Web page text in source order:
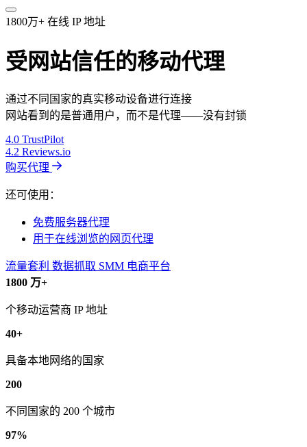
1800万+ 在线 IP 地址
受网站信任的移动代理
通过不同国家的真实移动设备进行连接
网站看到的是普通用户，而不是代理——没有封锁
4.0 TrustPilot
4.2 Reviews.io
购买代理
还可使用：
免费服务器代理
用于在线浏览的网页代理
流量套利 数据抓取 SMM 电商平台
1800 万+
个移动运营商 IP 地址
40+
具备本地网络的国家
200
不同国家的 200 个城市
97%